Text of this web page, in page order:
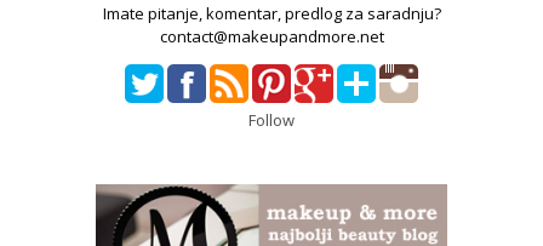
Imate pitanje, komentar, predlog za saradnju?
contact@makeupandmore.net
Follow